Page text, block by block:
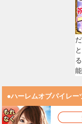
●ハーレムオブパイレー